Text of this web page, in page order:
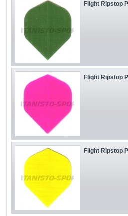
Flight Ripstop
Flight Ripstop
Flight Ripstop